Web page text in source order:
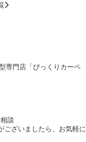
専門店「びっくりカーペ
ございましたら、お気軽に